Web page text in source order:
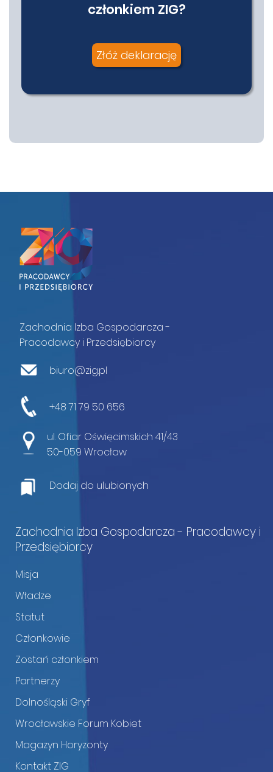
członkiem ZIG?
Złóż deklarację
Zachodnia Izba Gospodarcza -
Pracodawcy i Przedsiębiorcy
biuro@zig.pl
+48 71 79 50 656
ul. Ofiar Oświęcimskich 41/43
50-059 Wrocław
Dodaj do ulubionych
Zachodnia Izba Gospodarcza - Pracodawcy i
Przedsiębiorcy
Misja
Władze
Statut
Członkowie
Zostań członkiem
Partnerzy
Dolnośląski Gryf
Wrocławskie Forum Kobiet
Magazyn Horyzonty
Kontakt ZIG